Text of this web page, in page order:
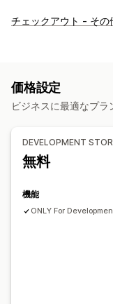
カスタマイズ
複数通貨 複数言語
無料ギフト 無料配送
よく同時購入される商品
分析
クリックス
チェックアウト - その
価格設定
ビジネスに最適なプラ
DEVELOPMENT
無料
機能
ONLY For